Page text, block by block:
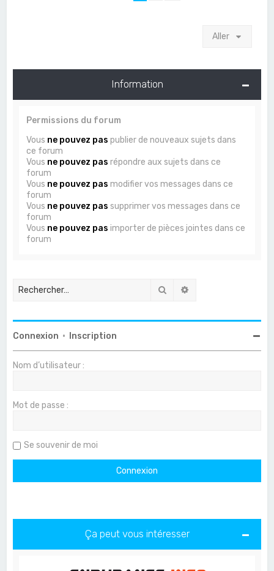
Aller
Information
Permissions du forum
Vous ne pouvez pas publier de nouveaux sujets dans
ce forum
Vous ne pouvez pas répondre aux sujets dans ce
forum
Vous ne pouvez pas modifier vos messages dans ce
forum
Vous ne pouvez pas supprimer vos messages dans ce
forum
Vous ne pouvez pas importer de pièces jointes dans ce
forum
Rechercher
Connexion • Inscription
Nom d’utilisateur :
Mot de passe :
Se souvenir de moi
Ça peut vous intéresser